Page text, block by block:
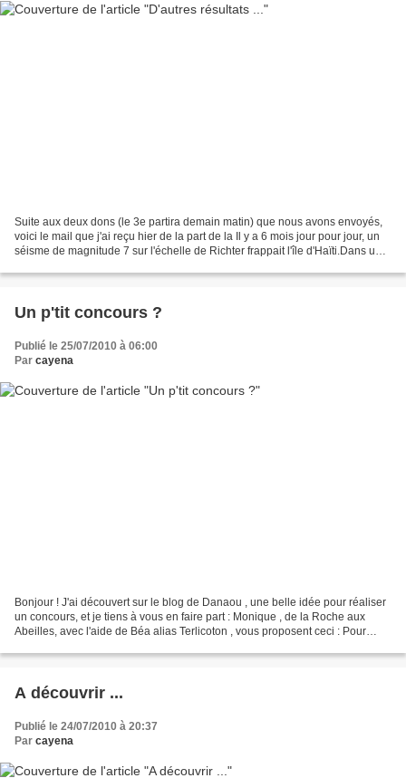
Suite aux deux dons (le 3e partira demain matin) que nous avons envoyés,
voici le mail que j'ai reçu hier de la part de la Il y a 6 mois jour pour jour, un
séisme de magnitude 7 sur l'échelle de Richter frappait l'île d'Haïti.Dans un
Un p'tit concours ?
Publié le 25/07/2010 à 06:00
Par cayena
Bonjour ! J'ai découvert sur le blog de Danaou , une belle idée pour réaliser
un concours, et je tiens à vous en faire part : Monique , de la Roche aux
Abeilles, avec l'aide de Béa alias Terlicoton , vous proposent ceci : Pour
A découvrir ...
Publié le 24/07/2010 à 20:37
Par cayena